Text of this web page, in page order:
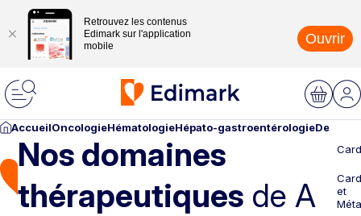
Retrouvez les contenus
Edimark sur l'application
mobile
Ouvrir
AccueilOncologieHématologieHépato-gastroentérologie
Nos domaines
thérapeutiques de A
et